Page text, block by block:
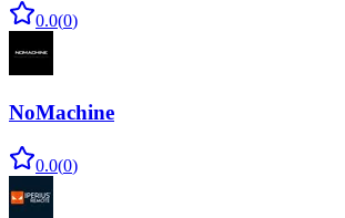
0.0(0)
NoMachine
0.0(0)